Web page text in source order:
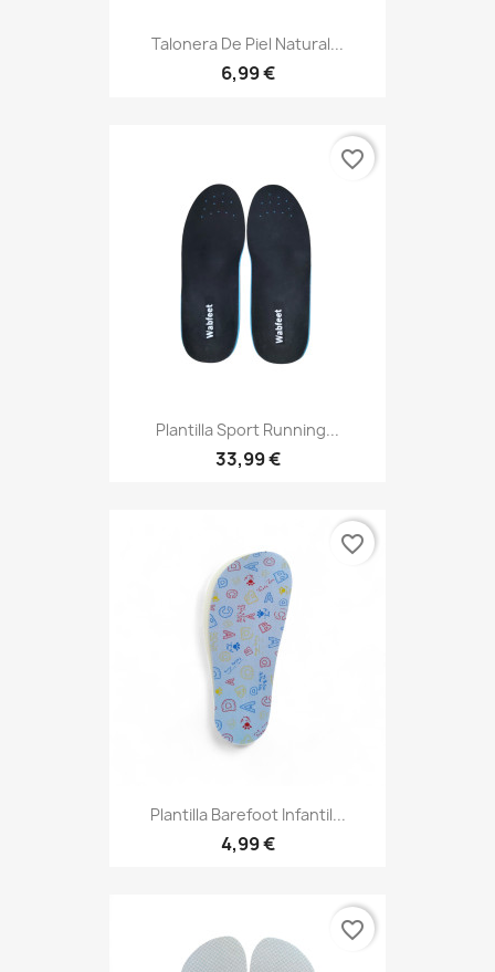
Talonera De Piel Natural...
6,99 €
Plantilla Sport Running...
33,99 €
favorite_border
Plantilla Barefoot Infantil...
4,99 €
favorite_border
favorite_border